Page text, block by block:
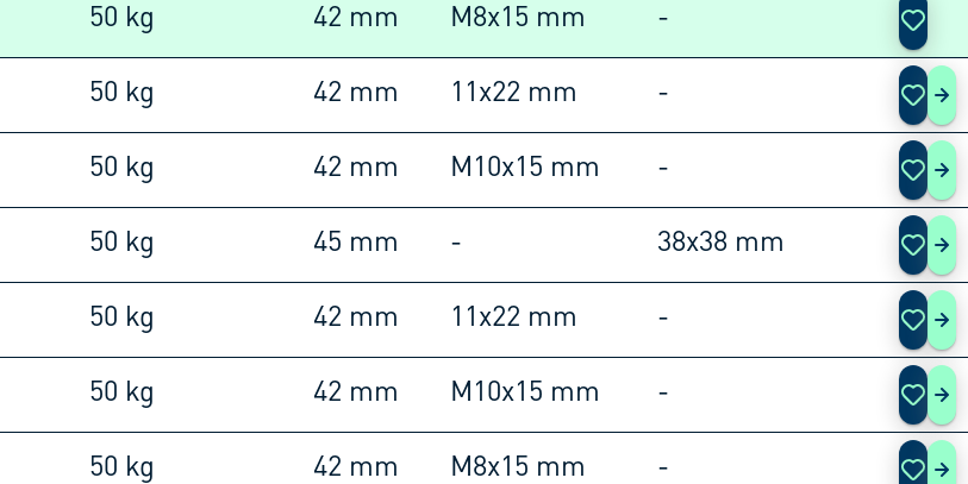
50 kg 42 mm M8x15 mm -
50 kg 42 mm 11x22 mm -
50 kg 42 mm M10x15 mm -
50 kg 45 mm - 38x38 mm
50 kg 42 mm 11x22 mm -
50 kg 42 mm M10x15 mm -
50 kg 42 mm M8x15 mm -